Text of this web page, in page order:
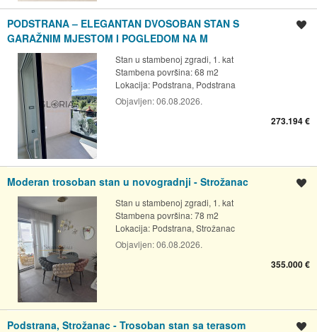
PODSTRANA – ELEGANTAN DVOSOBAN STAN S
GARAŽNIM MJESTOM I POGLEDOM NA M
Stan u stambenoj zgradi, 1. kat
Stambena površina: 68 m2
Lokacija: Podstrana, Podstrana
Objavljen:06.08.2026.
273.194 €
Moderan trosoban stan u novogradnji - Strožanac
Stan u stambenoj zgradi, 1. kat
Stambena površina: 78 m2
Lokacija: Podstrana, Strožanac
Objavljen:06.08.2026.
355.000 €
Podstrana, Strožanac - Trosoban stan sa terasom